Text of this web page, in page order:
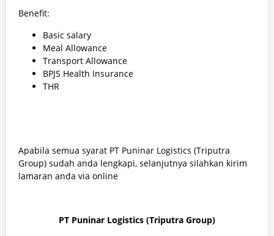
Benefit:
Basic salary
Meal Allowance
Transport Allowance
BPJS Health Insurance
THR
Apabila semua syarat PT Puninar Logistics (Triputra
Group) sudah anda lengkapi, selanjutnya silahkan kirim
lamaran anda via online
PT Puninar Logistics (Triputra Group)